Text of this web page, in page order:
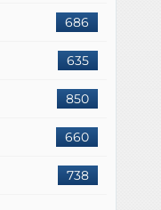
686
635
850
660
738